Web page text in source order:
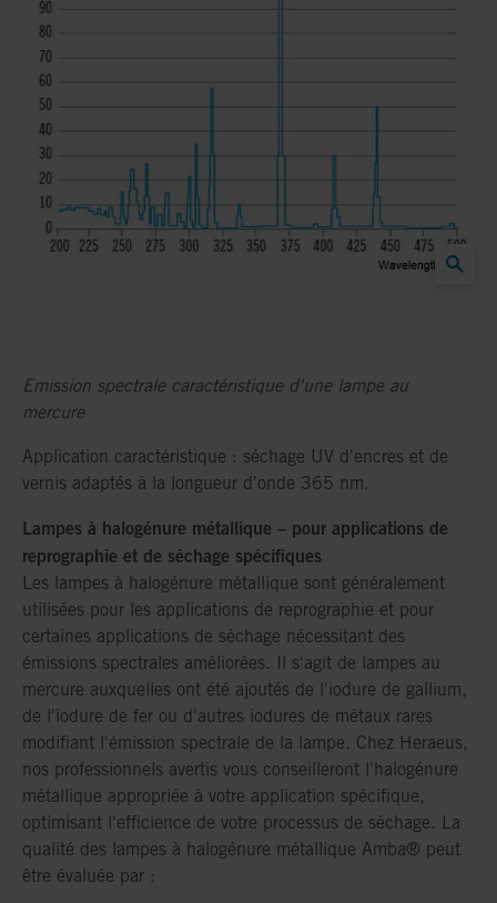
Emission spectrale caractéristique d'une lampe au
mercure
Application caractéristique : séchage UV d'encres et de
vernis adaptés à la longueur d'onde 365 nm.
Lampes à halogénure métallique – pour applications de
reprographie et de séchage spécifiques
Les lampes à halogénure métallique sont généralement
utilisées pour les applications de reprographie et pour
certaines applications de séchage nécessitant des
émissions spectrales améliorées. Il s'agit de lampes au
mercure auxquelles ont été ajoutés de l'iodure de gallium,
de l'iodure de fer ou d'autres iodures de métaux rares
modifiant l'émission spectrale de la lampe. Chez Heraeus,
nos professionnels avertis vous conseilleront l'halogénure
métallique appropriée à votre application spécifique,
optimisant l'efficience de votre processus de séchage. La
qualité des lampes à halogénure métallique Amba® peut
être évaluée par :